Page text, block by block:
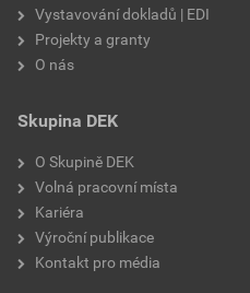
Vystavování dokladů | EDI
Projekty a granty
O nás
Skupina DEK
O Skupině DEK
Volná pracovní místa
Kariéra
Výroční publikace
Kontakt pro média